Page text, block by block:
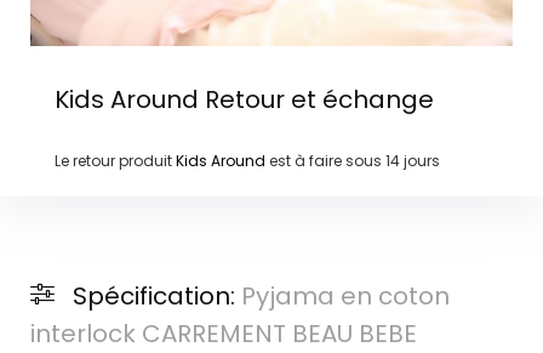
Kids Around Retour et échange
Le retour produitKids Around est à faire sous 14 jours
Spécification: Pyjama en coton
interlock CARREMENT BEAU BEBE